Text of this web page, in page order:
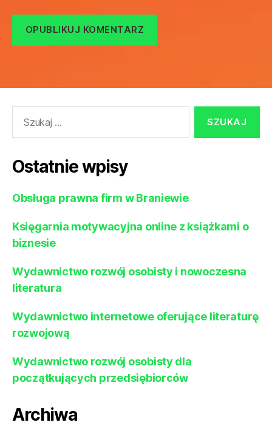
Ostatnie wpisy
Obsługa prawna firm w Braniewie
Księgarnia motywacyjna online z książkami o
biznesie
Wydawnictwo rozwój osobisty i nowoczesna
literatura
Wydawnictwo internetowe oferujące literaturę
rozwojową
Wydawnictwo rozwój osobisty dla
początkujących przedsiębiorców
Archiwa